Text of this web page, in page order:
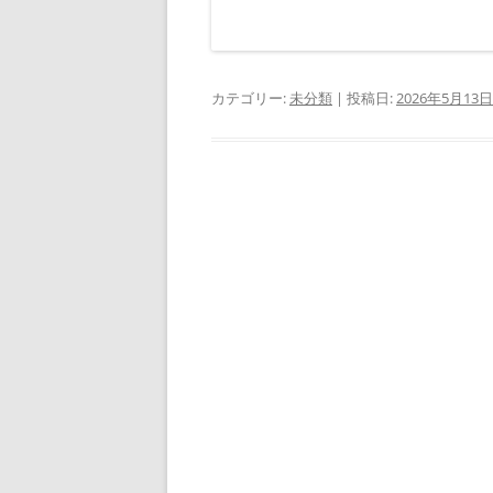
カテゴリー:未分類 | 投稿日:2026年5月13日